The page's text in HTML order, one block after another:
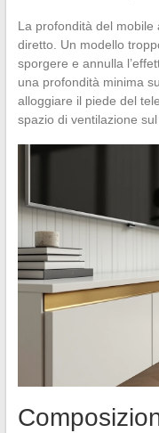
La profondità del mobile
diretto. Un modello
sporgere e annulla
una profondità minima
alloggiare il piede del
spazio di ventilazione